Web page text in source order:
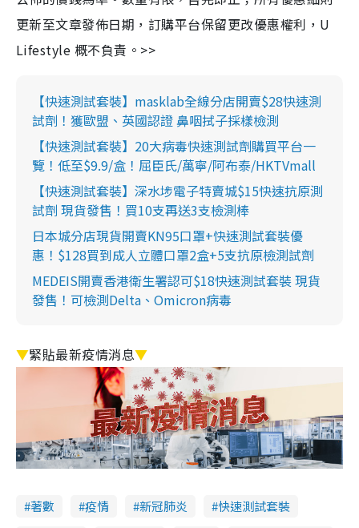
更新至文章發佈日期，訂購平台保留更改優惠權利，U
Lifestyle 概不負責。>>
【快速測試套裝】masklab全線分店開賣$28快速測
試劑！獲歐盟、英國認證 鼻咽拭子採樣檢測
【快速測試套裝】20大病毒快速測試劑購買平台一
覽！低至$9.9/盒！屈臣氏/萬寧/阿布泰/HKTVmall
【快速測試套裝】深水埗電子特賣城$15快速抗原測
試劑 現貨發售！買10支再送3支檢測棒
日本城分店現貨開賣KN95口罩+快速測試套裝優
惠！$128買到成人立體口罩2盒+5支抗原檢測試劑
MEDEIS開賣香港衛生署認可$18快速測試套裝 現貨
發售！可檢測Delta、Omicron病毒
▼緊貼最新疫情消息▼
著數 疫情 新冠肺炎
快速測試套裝